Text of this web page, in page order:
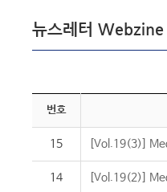
뉴스레터 Webzine
번호
15 [Vol.19(3)]
14 [Vol.19(2)]